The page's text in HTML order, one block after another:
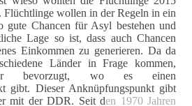
Flüchtlinge wollen in der Regeln in ein
gute Chancen für Asyl bestehen und
Lage so ist, dass auch Chancen
Einkommen zu generieren. Da da
Länder in Frage kommen,
bevorzugt, wo es einen
gibt. Dieser Anknüpfungspunkt gibt
mit der DDR. Seit den 1970 Jahren